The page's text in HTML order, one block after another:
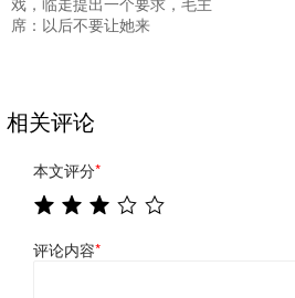
席：以后不要让她来
相关评论
本文评分*
评论内容*